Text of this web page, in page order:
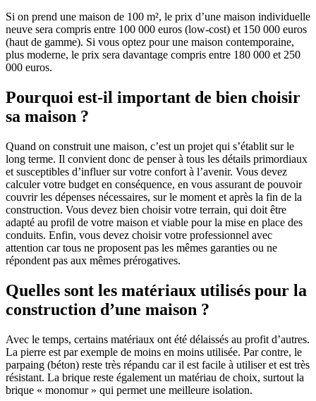
Si on prend une maison de 100 m², le prix d’une maison individuelle
neuve sera compris entre 100 000 euros (low-cost) et 150 000 euros
(haut de gamme). Si vous optez pour une maison contemporaine,
plus moderne, le prix sera davantage compris entre 180 000 et 250
000 euros.
Pourquoi est-il important de bien choisir
sa maison ?
Quand on construit une maison, c’est un projet qui s’établit sur le
long terme. Il convient donc de penser à tous les détails primordiaux
et susceptibles d’influer sur votre confort à l’avenir. Vous devez
calculer votre budget en conséquence, en vous assurant de pouvoir
couvrir les dépenses nécessaires, sur le moment et après la fin de la
construction. Vous devez bien choisir votre terrain, qui doit être
adapté au profil de votre maison et viable pour la mise en place des
conduits. Enfin, vous devez choisir votre professionnel avec
attention car tous ne proposent pas les mêmes garanties ou ne
répondent pas aux mêmes prérogatives.
Quelles sont les matériaux utilisés pour la
construction d’une maison ?
Avec le temps, certains matériaux ont été délaissés au profit d’autres.
La pierre est par exemple de moins en moins utilisée. Par contre, le
parpaing (béton) reste très répandu car il est facile à utiliser et est très
résistant. La brique reste également un matériau de choix, surtout la
brique « monomur » qui permet une meilleure isolation.